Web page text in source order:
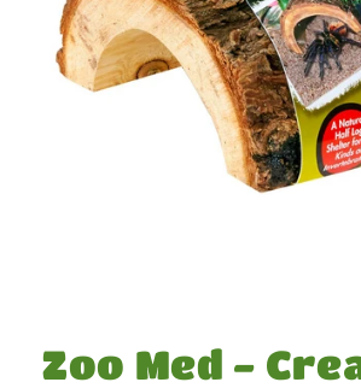
Modal
öffnen
Zoo Med -